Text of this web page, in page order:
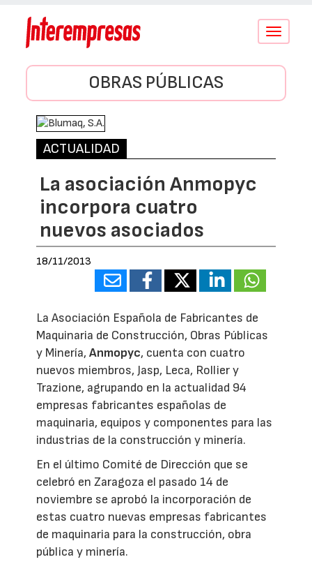
Conmutar
OBRAS PÚBLICAS
ACTUALIDAD
La asociación Anmopyc
incorpora cuatro
nuevos asociados
18/11/2013
La Asociación Española de Fabricantes de
Maquinaria de Construcción, Obras Públicas
y Minería,Anmopyc, cuenta con cuatro
nuevos miembros, Jasp, Leca, Rollier y
Trazione, agrupando en la actualidad 94
empresas fabricantes españolas de
maquinaria, equipos y componentes para las
industrias de la construcción y minería.
En el último Comité de Dirección que se
celebró en Zaragoza el pasado 14 de
noviembre se aprobó la incorporación de
estas cuatro nuevas empresas fabricantes
de maquinaria para la construcción, obra
pública y minería.